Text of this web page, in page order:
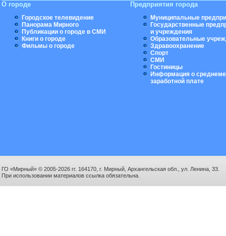
О городе
Городское телевидение
Панорама Мирного
Публикации о городе в СМИ
Книги о городе
Фильмы о городе
Предприятия города
Муниципальные
Государственные
и учреждения
Образовательные
Здравоохранение
Спорт
СМИ
Гостиницы
Информация о
заработной плате
ГО «Мирный» © 2005-2026 гг. 164170, г. Мирный, Архангельская обл., ул. Ленина, 33.
При использовании материалов ссылка обязательна.